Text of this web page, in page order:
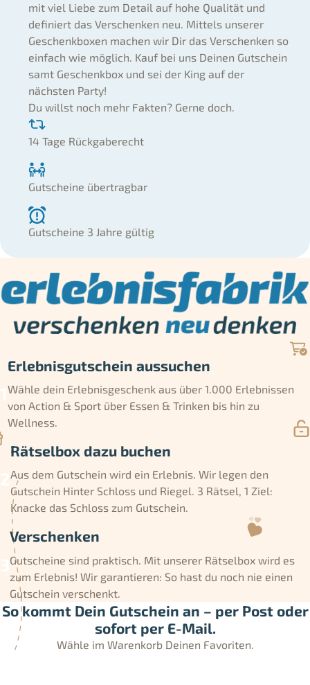
mit viel Liebe zum Detail auf hohe Qualität und
definiert das Verschenken neu. Mittels unserer
Geschenkboxen machen wir Dir das Verschenken so
einfach wie möglich. Kauf bei uns Deinen Gutschein
samt Geschenkbox und sei der King auf der
nächsten Party!
Du willst noch mehr Fakten? Gerne doch.
14 Tage Rückgaberecht
Gutscheine übertragbar
Gutscheine 3 Jahre gültig
Erlebnisgutschein aussuchen
Wähle dein Erlebnisgeschenk aus über 1.000 Erlebnissen
von Action & Sport über Essen & Trinken bis hin zu
Wellness.
Rätselbox dazu buchen
Aus dem Gutschein wird ein Erlebnis. Wir legen den
Gutschein Hinter Schloss und Riegel. 3 Rätsel, 1 Ziel:
Knacke das Schloss zum Gutschein.
Verschenken
Gutscheine sind praktisch. Mit unserer Rätselbox wird es
zum Erlebnis! Wir garantieren: So hast du noch nie einen
Gutschein verschenkt.
So kommt Dein Gutschein an – per Post oder
sofort per E-Mail.
Wähle im Warenkorb Deinen Favoriten.